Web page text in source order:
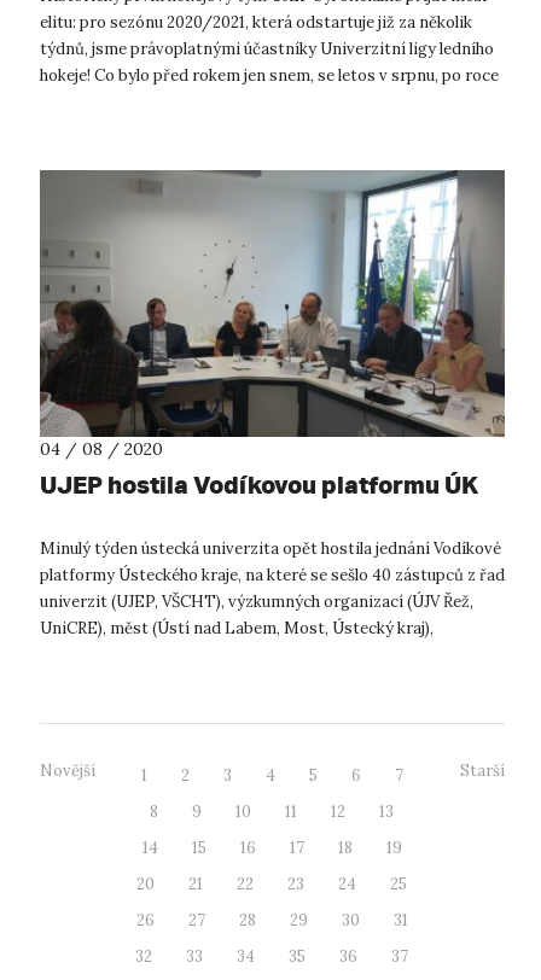
elitu: pro sezónu 2020/2021, která odstartuje již za několik
týdnů, jsme právoplatnými účastníky Univerzitní ligy ledního
hokeje! Co bylo před rokem jen snem, se letos v srpnu, po roce
04 / 08 / 2020
UJEP hostila Vodíkovou platformu ÚK
Minulý týden ústecká univerzita opět hostila jednání Vodíkové
platformy Ústeckého kraje, na které se sešlo 40 zástupců z řad
univerzit (UJEP, VŠCHT), výzkumných organizací (ÚJV Řež,
UniCRE), měst (Ústí nad Labem, Most, Ústecký kraj),
Novější 1 2 3 4 5 6
7
8
9 10 11 12
13
14
15 16 17 18
19
20
21 22 23 24
25
26
27 28 29 30
31
32
33 34 35 36 37
Starší